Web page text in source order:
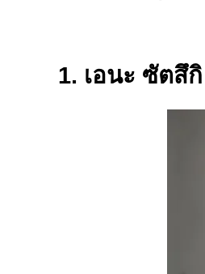
1. เอนะ ซัตสึ